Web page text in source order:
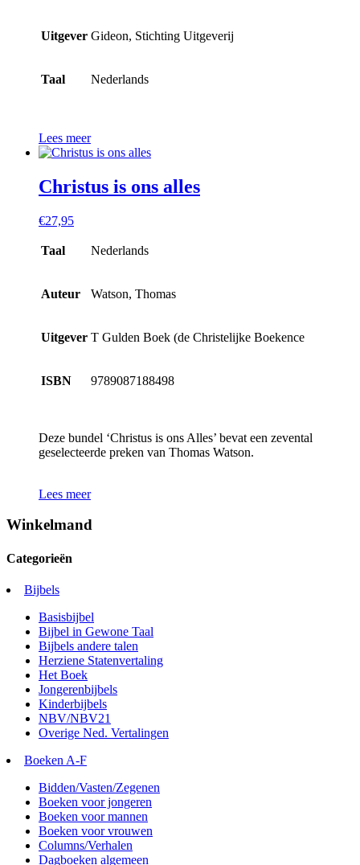
Uitgever Gideon, Stichting Uitgeverij
Taal Nederlands
Lees meer
Christus is ons alles
€27,95
Taal Nederlands
Auteur Watson, Thomas
Uitgever T Gulden Boek (de Christelijke Boekence
ISBN 9789087188498
Deze bundel ‘Christus is ons Alles’ bevat een zevental
geselecteerde preken van Thomas Watson.
Lees meer
Winkelmand
Categorieën
Bijbels
Basisbijbel
Bijbel in Gewone Taal
Bijbels andere talen
Herziene Statenvertaling
Het Boek
Jongerenbijbels
Kinderbijbels
NBV/NBV21
Overige Ned. Vertalingen
Boeken A-F
Bidden/Vasten/Zegenen
Boeken voor jongeren
Boeken voor mannen
Boeken voor vrouwen
Columns/Verhalen
Dagboeken algemeen